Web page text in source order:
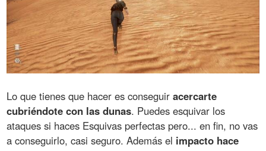
Lo que tienes que hacer es conseguiracercarte
cubriéndote con las dunas. Puedes esquivar los
ataques si haces Esquivas perfectas pero... en fin, no vas
a conseguirlo, casi seguro. Además el impacto hace